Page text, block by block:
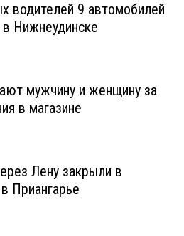
водителей 9 автомобилей
в Нижнеудинске
мужчину и женщину за
в магазине
Лену закрыли в
Приангарье